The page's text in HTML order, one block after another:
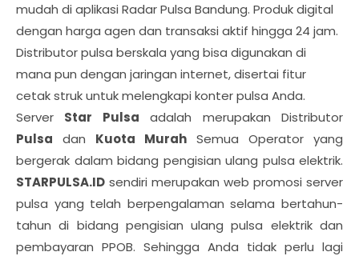
mudah di aplikasi Radar Pulsa Bandung. Produk digital
dengan harga agen dan transaksi aktif hingga 24 jam.
Distributor pulsa berskala yang bisa digunakan di
mana pun dengan jaringan internet, disertai fitur
cetak struk untuk melengkapi konter pulsa Anda.
Server Star Pulsa adalah merupakan Distributor
Pulsa dan Kuota Murah Semua Operator yang
bergerak dalam bidang pengisian ulang pulsa elektrik.
STARPULSA.ID sendiri merupakan web promosi server
pulsa yang telah berpengalaman selama bertahun-
tahun di bidang pengisian ulang pulsa elektrik dan
pembayaran PPOB. Sehingga Anda tidak perlu lagi